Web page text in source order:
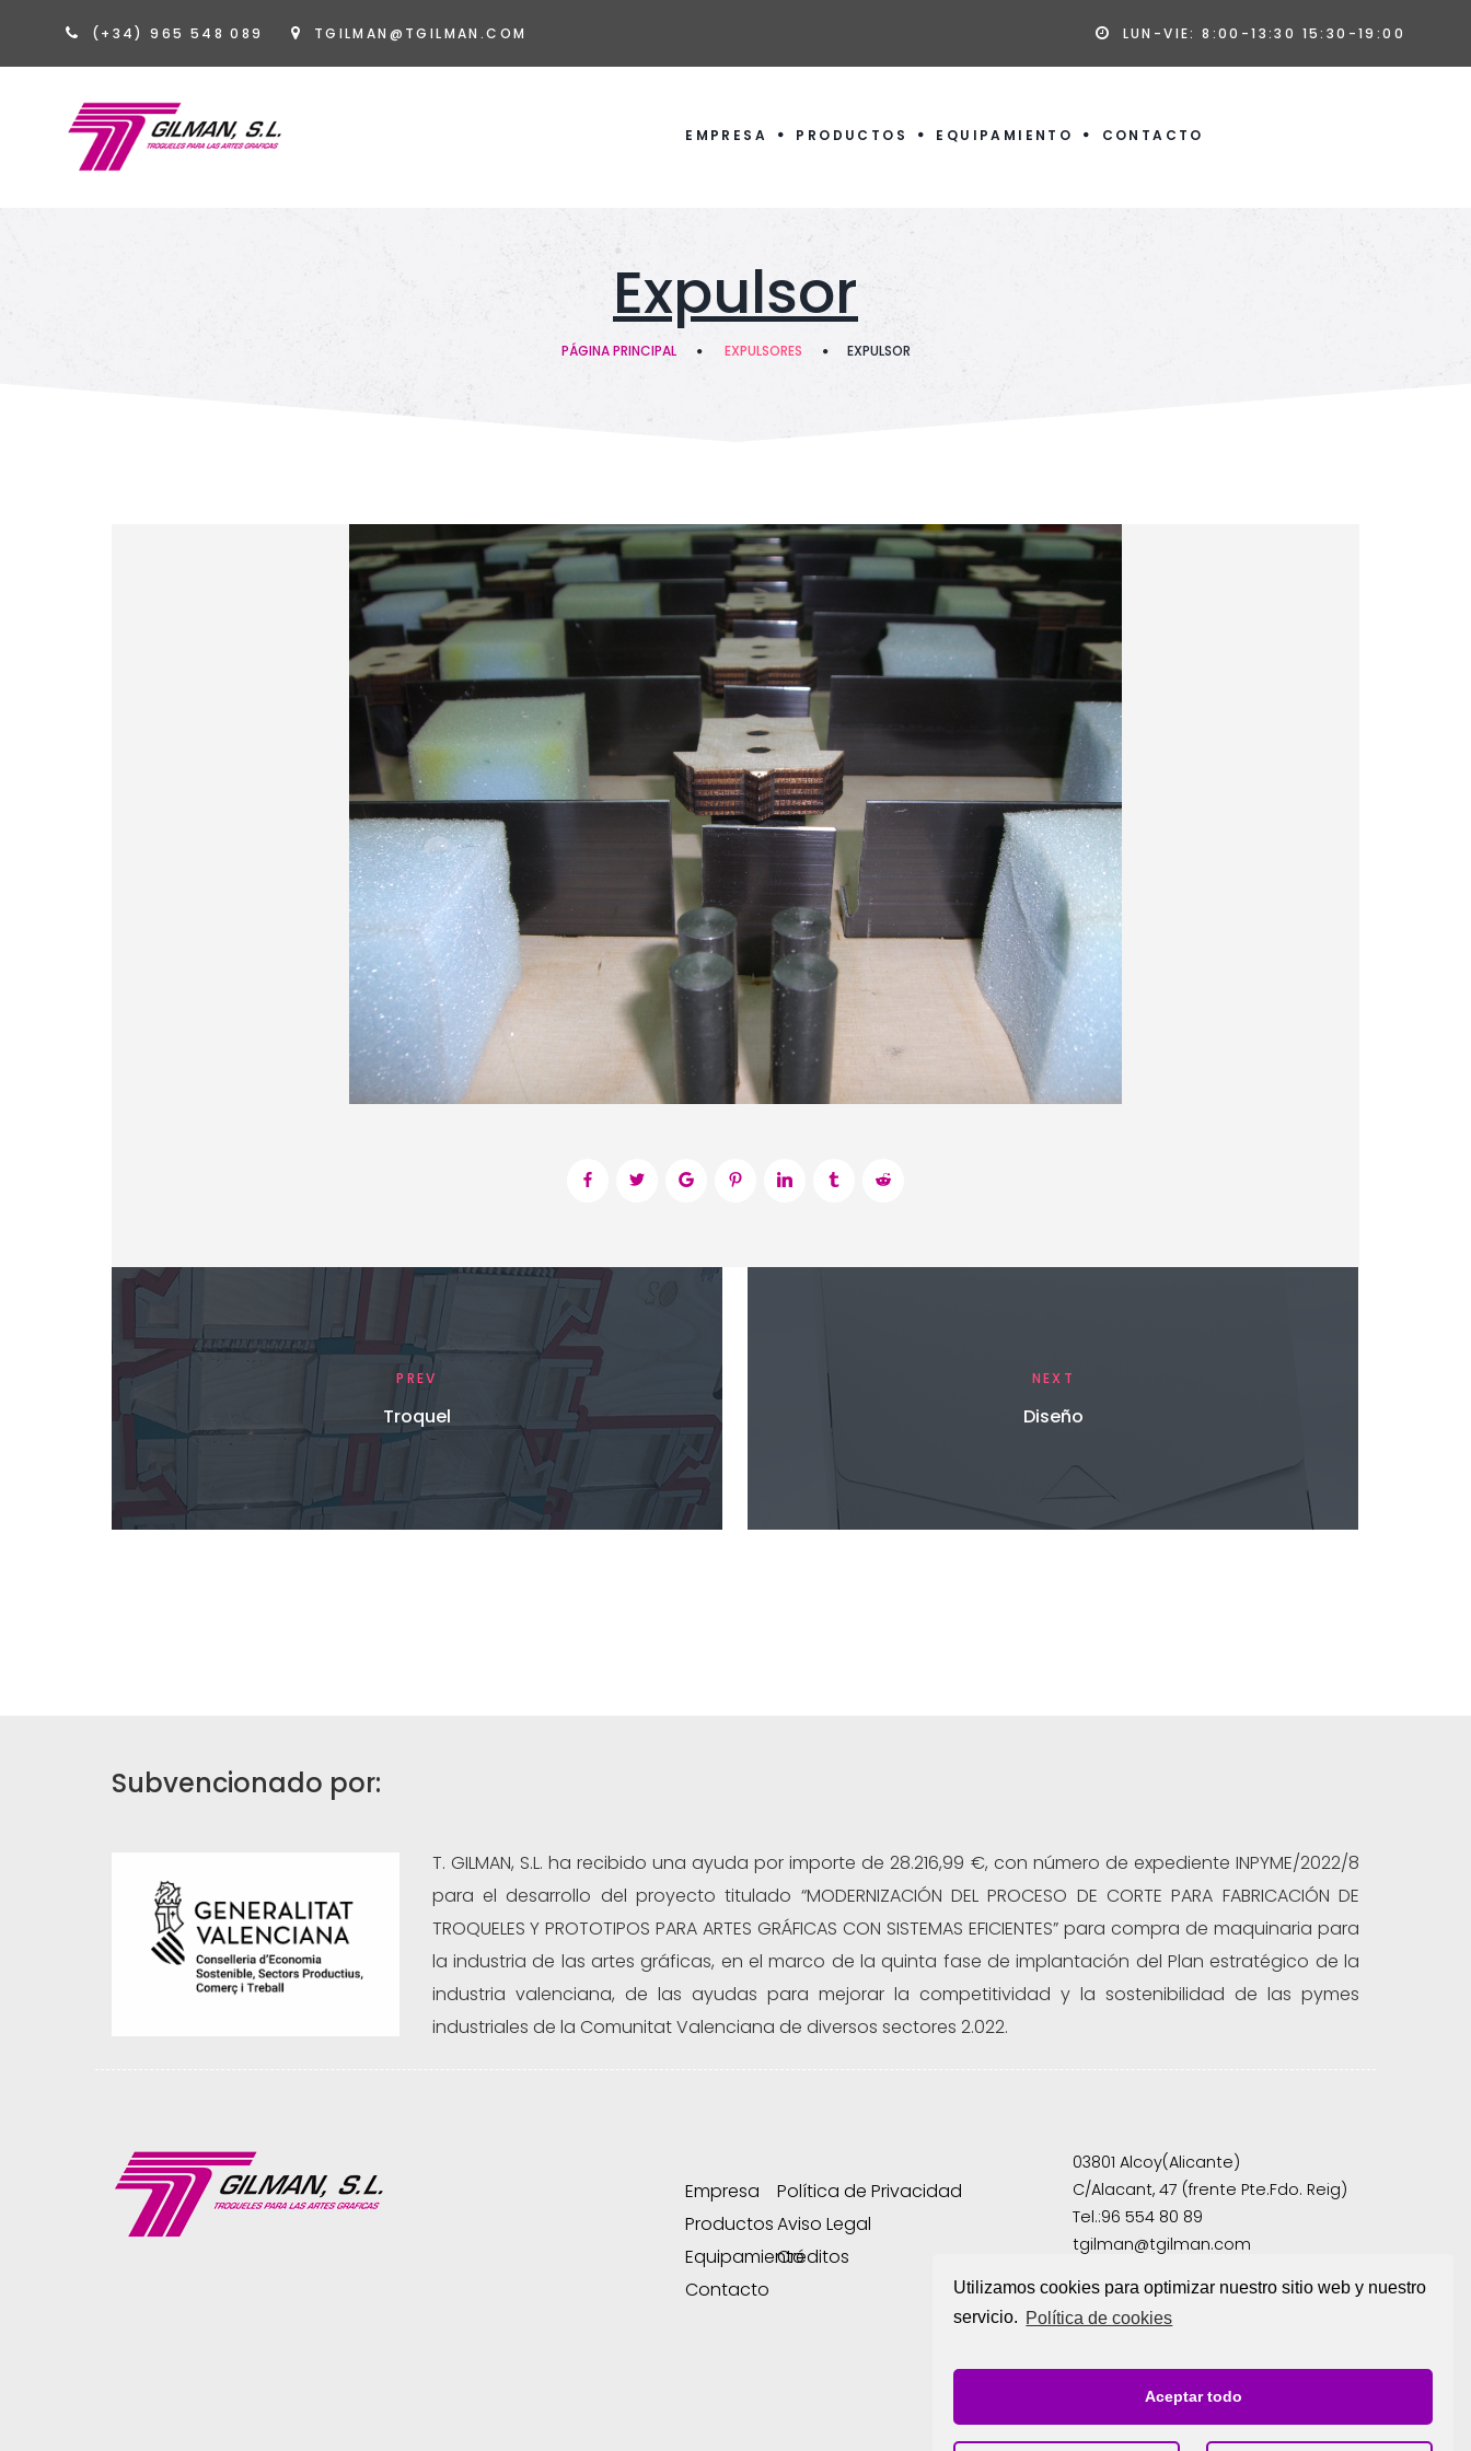
Utilizamos cookies para optimizar nuestro sitio web y nuestro
servicio. Política de cookies
Aceptar todo
(+34) 965 548 089 TGILMAN@TGILMAN.COM LUN-VIE: 8:00-13:30 15:30-19:00
EMPRESA PRODUCTOS EQUIPAMIENTO CONTACTO
Expulsor
PÁGINA PRINCIPAL EXPULSORES EXPULSOR
PREV
Troquel
NEXT
Diseño
Subvencionado por:
T. GILMAN, S.L. ha recibido una ayuda por importe de 28.216,99 €, con número de expediente INPYME/2022/8
para el desarrollo del proyecto titulado “MODERNIZACIÓN DEL PROCESO DE CORTE PARA FABRICACIÓN DE
TROQUELES Y PROTOTIPOS PARA ARTES GRÁFICAS CON SISTEMAS EFICIENTES” para compra de maquinaria para
la industria de las artes gráficas, en el marco de la quinta fase de implantación del Plan estratégico de la
industria valenciana, de las ayudas para mejorar la competitividad y la sostenibilidad de las pymes
industriales de la Comunitat Valenciana de diversos sectores 2.022.
Empresa
Productos
Equipamiento
Contacto
Política de Privacidad
Aviso Legal
Créditos
03801 Alcoy(Alicante)
C/Alacant, 47 (frente Pte.Fdo. Reig)
Tel.:96 554 80 89
tgilman@tgilman.com